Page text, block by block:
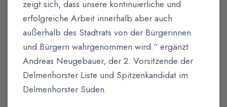
zeigt sich, dass unsere kontinuierliche und
erfolgreiche Arbeit innerhalb aber auch
außerhalb des Stadtrats von der Bürgerinnen
und Bürgern wahrgenommen wird.“ ergänzt
Andreas Neugebauer, der 2. Vorsitzende der
Delmenhorster Liste und Spitzenkandidat im
Delmenhorster Süden.